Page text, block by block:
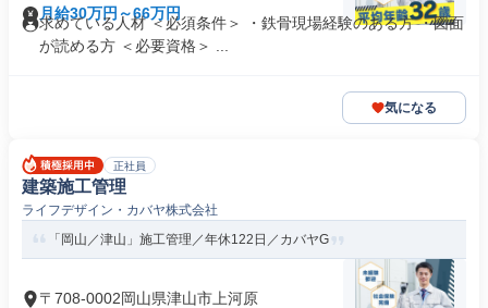
月給30万円～66万円
求めている人材 ＜必須条件＞ ・鉄骨現場経験のある方 ・図面
が読める方 ＜必要資格＞ ...
気になる
正社員
建築施工管理
ライフデザイン・カバヤ株式会社
「岡山／津山」施工管理／年休122日／カバヤG
〒708-0002岡山県津山市上河原